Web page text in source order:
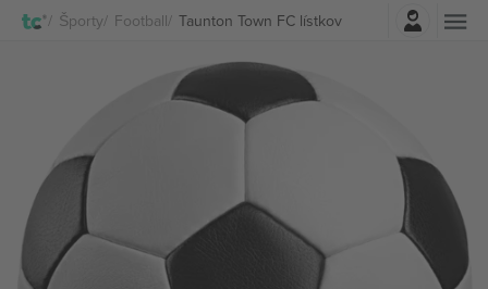
Športy Football Taunton Town FC lístkov
Prihlásenie